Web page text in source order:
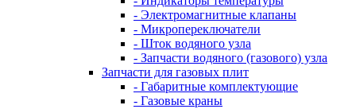
- Электромагнитные клапаны
- Микропереключатели
- Шток водяного узла
- Запчасти водяного (газового) узла
Запчасти для газовых плит
- Габаритные комплектующие
- Газовые краны